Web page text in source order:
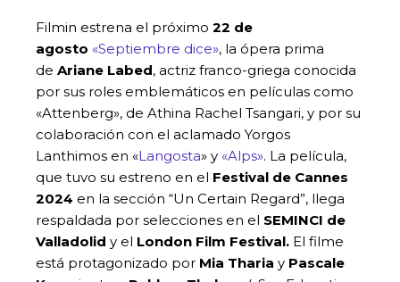
Filmin estrena el próximo 22 de
agosto «Septiembre dice», la ópera prima
de Ariane Labed, actriz franco-griega conocida
por sus roles emblemáticos en películas como
«Attenberg», de Athina Rachel Tsangari, y por su
colaboración con el aclamado Yorgos
Lanthimos en «Langosta» y «Alps». La película,
que tuvo su estreno en el Festival de Cannes
2024 en la sección “Un Certain Regard”, llega
respaldada por selecciones en el SEMINCI de
Valladolid y el London Film Festival. El filme
está protagonizado por Mia Tharia y Pascale